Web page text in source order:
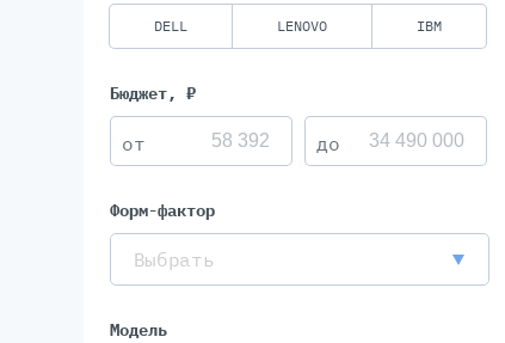
DELL LENOVO IBM
Бюджет, ₽
Форм-фактор
Выбрать
Модель